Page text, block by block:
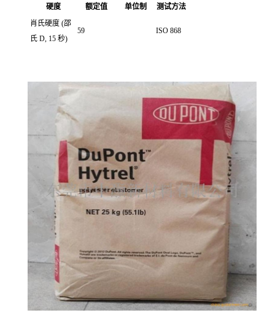
硬度 额定值 单位制
测试方法
肖氏硬度 (邵
氏 D, 15 秒)
59 ISO 868